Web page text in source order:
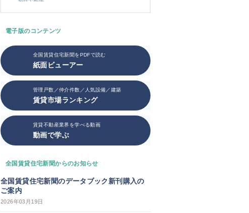
電子版のコンテンツ
全国賃貸住宅新聞をPDFで読む
紙面ビューアー
管理戸数／仲介件数／人気設備／建築
賃貸市場ランキング
賃貸不動産業界を学べる動画
動画で学ぶ
全国賃貸住宅新聞からのお知らせ
全国賃貸住宅新聞のデータブック新刊購入の
ご案内
2026年03月19日